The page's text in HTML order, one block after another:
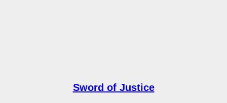
Sword of Justice